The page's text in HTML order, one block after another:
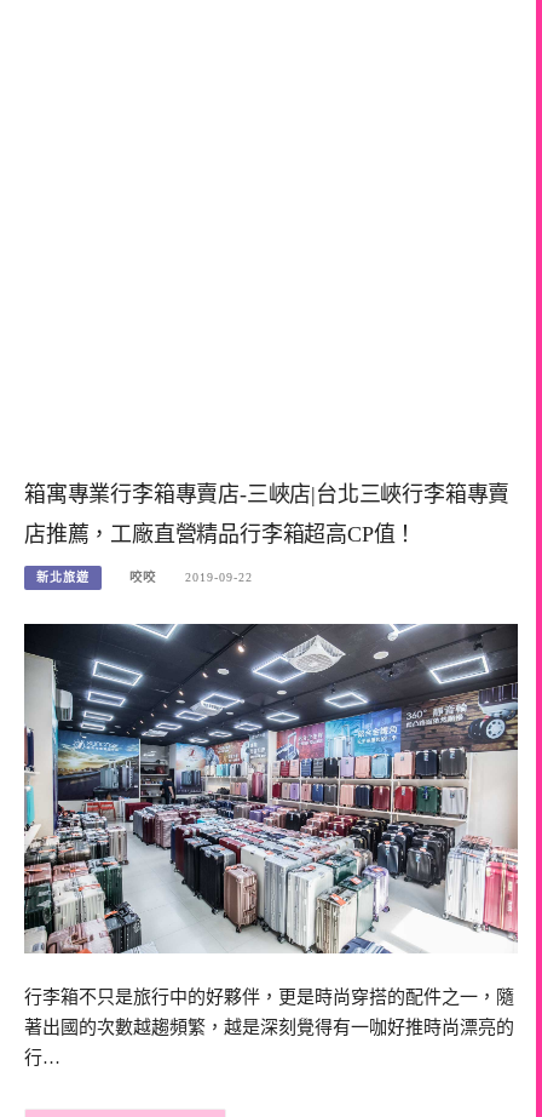
箱寓專業行李箱專賣店-三峽店|台北三峽行李箱專賣
店推薦，工廠直營精品行李箱超高CP值！
新北旅遊 咬咬 2019-09-22
行李箱不只是旅行中的好夥伴，更是時尚穿搭的配件之一，隨
著出國的次數越趨頻繁，越是深刻覺得有一咖好推時尚漂亮的
行…